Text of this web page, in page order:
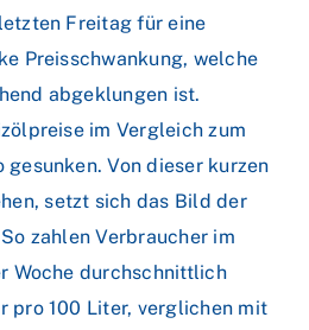
Freitag für eine
Preisschwankung, welche
abgeklungen ist.
im Vergleich zum
gesunken. Von dieser kurzen
setzt sich das Bild der
zahlen Verbraucher im
Woche durchschnittlich
pro 100 Liter, verglichen mit